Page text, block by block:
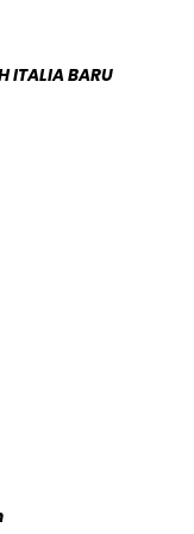
ITALIA BARU